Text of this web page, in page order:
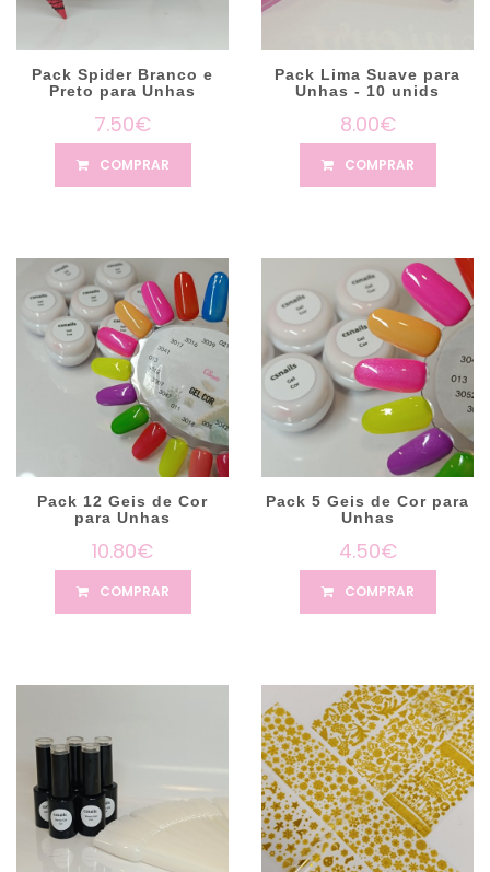
Pack Spider Branco e
Preto para Unhas
7.50€
COMPRAR
Pack Lima Suave para
Unhas - 10 unids
8.00€
COMPRAR
Pack 12 Geis de Cor
para Unhas
10.80€
COMPRAR
Pack 5 Geis de Cor para
Unhas
4.50€
COMPRAR